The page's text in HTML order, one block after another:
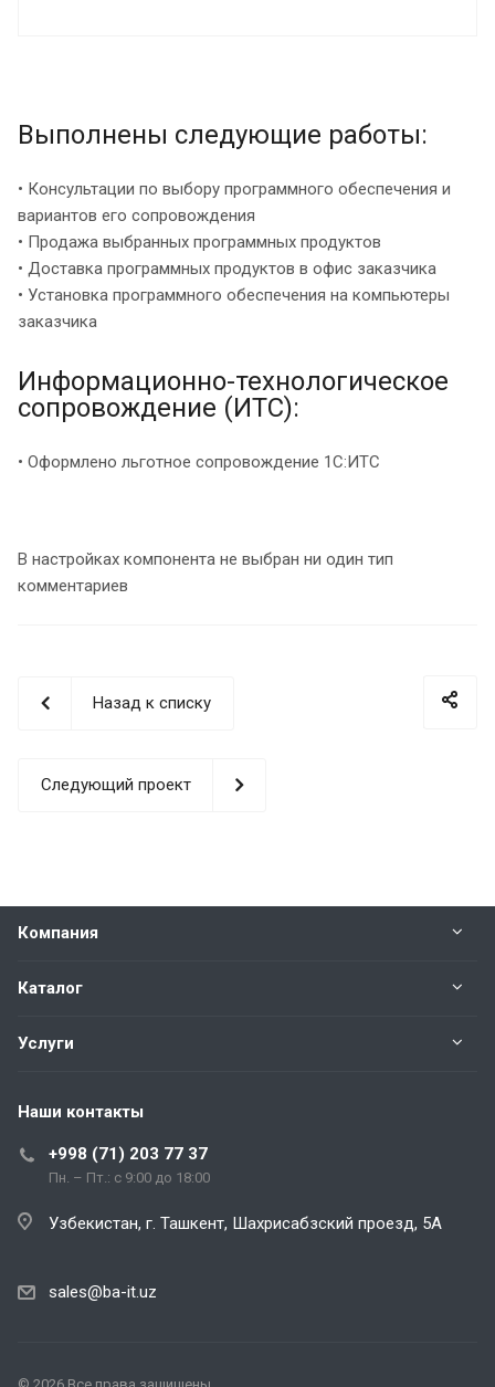
Выполнены следующие работы:
• Консультации по выбору программного обеспечения и
вариантов его сопровождения
• Продажа выбранных программных продуктов
• Доставка программных продуктов в офис заказчика
• Установка программного обеспечения на компьютеры
заказчика
Информационно-технологическое
сопровождение (ИТС):
• Оформлено льготное сопровождение 1С:ИТС
В настройках компонента не выбран ни один тип
комментариев
Назад к списку
Следующий проект
Компания
Каталог
Услуги
Наши контакты
+998 (71) 203 77 37
Пн. – Пт.: с 9:00 до 18:00
Узбекистан, г. Ташкент, Шахрисабзский проезд, 5А
sales@ba-it.uz